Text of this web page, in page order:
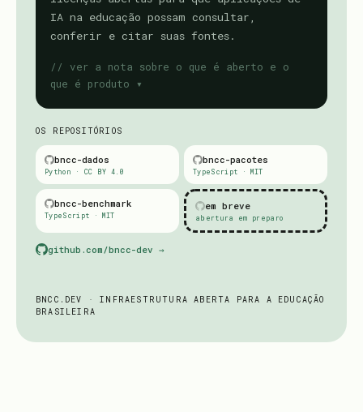
OS REPOSITÓRIOS
bncc-dados
Python · CC BY 4.0
bncc-pacotes
TypeScript · MIT
bncc-benchmark
TypeScript · MIT
em breve
abertura em preparo
github.com/bncc-dev →
IA na educação possam consultar,
conferir e citar suas fontes.
// ver a nota sobre o que é aberto e o
que é produto
BNCC.DEV · INFRAESTRUTURA ABERTA PARA A EDUCAÇÃO
BRASILEIRA